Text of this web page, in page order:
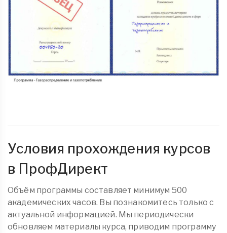
Условия прохождения курсов
в ПрофДирект
Объём программы составляет минимум 500
академических часов. Вы познакомитесь только с
актуальной информацией. Мы периодически
обновляем материалы курса, приводим программу